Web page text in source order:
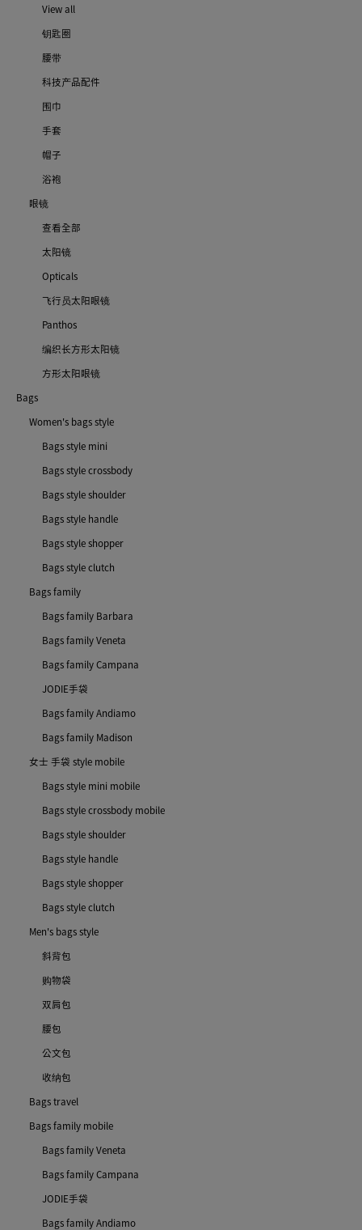
View all
钥匙圈
腰带
科技产品配件
围巾
手套
帽子
浴袍
眼镜
查看全部
太阳镜
Opticals
飞行员太阳眼镜
Panthos
编织长方形太阳镜
方形太阳眼镜
Bags
Women's bags style
Bags style mini
Bags style crossbody
Bags style shoulder
Bags style handle
Bags style shopper
Bags style clutch
Bags family
Bags family Barbara
Bags family Veneta
Bags family Campana
JODIE手袋
Bags family Andiamo
Bags family Madison
女士 手袋 style mobile
Bags style mini mobile
Bags style crossbody mobile
Bags style shoulder
Bags style handle
Bags style shopper
Bags style clutch
Men's bags style
斜背包
购物袋
双肩包
腰包
公文包
收纳包
Bags travel
Bags family mobile
Bags family Veneta
Bags family Campana
JODIE手袋
Bags family Andiamo